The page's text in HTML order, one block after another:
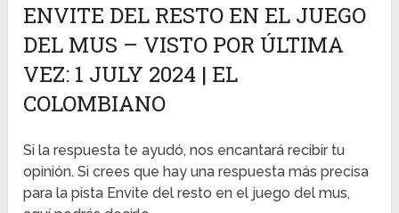
ENVITE DEL RESTO EN EL JUEGO
DEL MUS – VISTO POR ÚLTIMA
VEZ: 1 JULY 2024 | EL
COLOMBIANO
Si la respuesta te ayudó, nos encantará recibir tu
opinión. Si crees que hay una respuesta más precisa
para la pista Envite del resto en el juego del mus,